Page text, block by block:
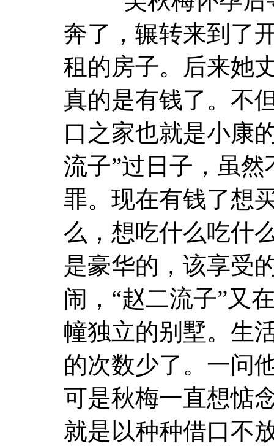
奔了，辗转来到了
租的房子。后来她
真的是有钱了。不
口之家也就是小康
流子”过日子，虽
罪。现在有钱了想
么，想吃什么吃什
是豪华的，该享受
闹，“赵二流子”又
幢独立的别墅。生
的次数少了。一问
可是秋梅一直想惦
就是以种种借口不